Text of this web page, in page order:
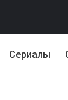
Сериалы